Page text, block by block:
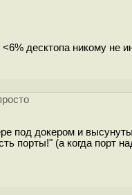
десктопа никому не
под докером и
порты!" (а когда порт